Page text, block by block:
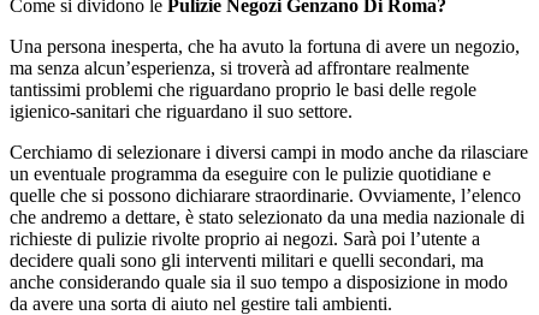
Come si dividono le Pulizie Negozi Genzano Di Roma?
Una persona inesperta, che ha avuto la fortuna di avere un negozio,
ma senza alcun’esperienza, si troverà ad affrontare realmente
tantissimi problemi che riguardano proprio le basi delle regole
igienico-sanitari che riguardano il suo settore.
Cerchiamo di selezionare i diversi campi in modo anche da rilasciare
un eventuale programma da eseguire con le pulizie quotidiane e
quelle che si possono dichiarare straordinarie. Ovviamente, l’elenco
che andremo a dettare, è stato selezionato da una media nazionale di
richieste di pulizie rivolte proprio ai negozi. Sarà poi l’utente a
decidere quali sono gli interventi militari e quelli secondari, ma
anche considerando quale sia il suo tempo a disposizione in modo
da avere una sorta di aiuto nel gestire tali ambienti.